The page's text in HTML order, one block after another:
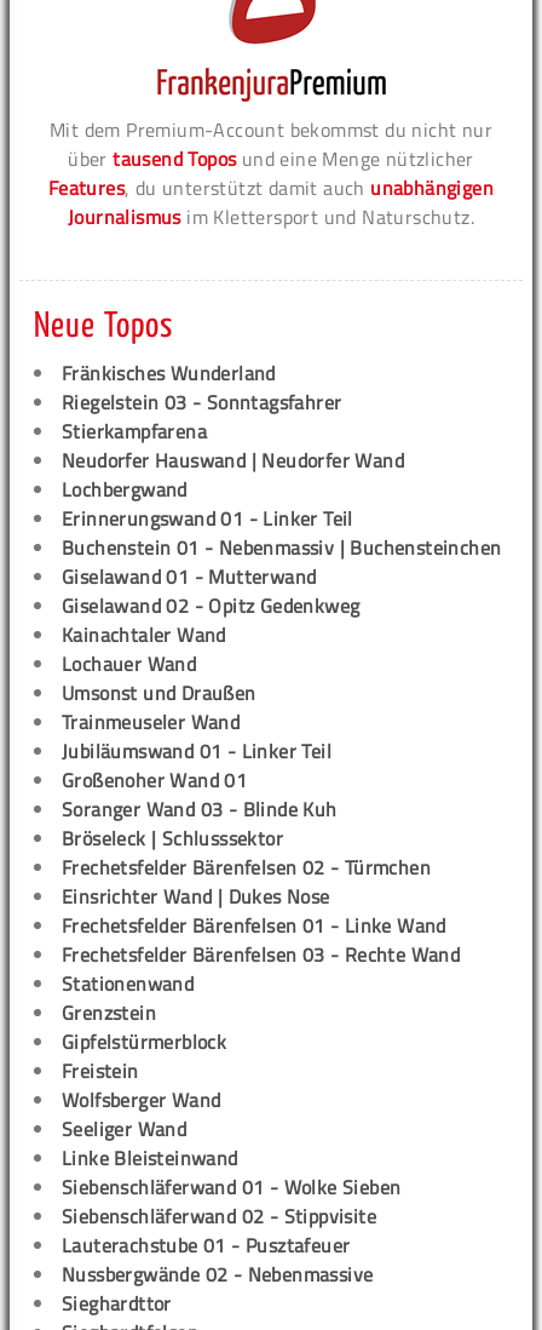
Mit dem Premium-Account bekommst du nicht nur
übertausend Toposund eine Menge nützlicher
Features, du unterstützt damit auch unabhängigen
Journalismusim Klettersport und Naturschutz.
Neue Topos
Fränkisches Wunderland
Riegelstein 03 - Sonntagsfahrer
Stierkampfarena
Neudorfer Hauswand | Neudorfer Wand
Lochbergwand
Erinnerungswand 01 - Linker Teil
Buchenstein 01 - Nebenmassiv | Buchensteinchen
Giselawand 01 - Mutterwand
Giselawand 02 - Opitz Gedenkweg
Kainachtaler Wand
Lochauer Wand
Umsonst und Draußen
Trainmeuseler Wand
Jubiläumswand 01 - Linker Teil
Großenoher Wand 01
Soranger Wand 03 - Blinde Kuh
Bröseleck | Schlusssektor
Frechetsfelder Bärenfelsen 02 - Türmchen
Einsrichter Wand | Dukes Nose
Frechetsfelder Bärenfelsen 01 - Linke Wand
Frechetsfelder Bärenfelsen 03 - Rechte Wand
Stationenwand
Grenzstein
Gipfelstürmerblock
Freistein
Wolfsberger Wand
Seeliger Wand
Linke Bleisteinwand
Siebenschläferwand 01 - Wolke Sieben
Siebenschläferwand 02 - Stippvisite
Lauterachstube 01 - Pusztafeuer
Nussbergwände 02 - Nebenmassive
Sieghardttor